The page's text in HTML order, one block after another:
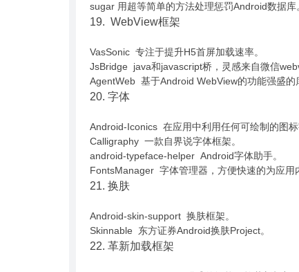
sugar 用超等简单的方法处理惩罚Android数据库
19. WebView框架
VasSonic 专注于提升H5首屏加载速率。
JsBridge java和javascript桥，灵感来自微信
AgentWeb 基于Android WebView的功能强盛的
20. 字体
Android-Iconics 在应用中利用任何可绘制的图标
Calligraphy 一款自界说字体框架。
android-typeface-helper Android字体助手。
FontsManager 字体管理器，方便快速的为应用
21. 换肤
Android-skin-support 换肤框架。
Skinnable 东方证券Android换肤Project。
22. 革新加载框架